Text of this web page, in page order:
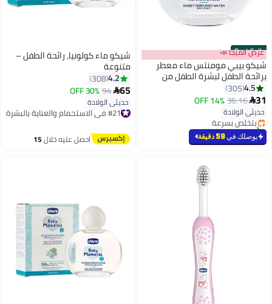
Best Seller
عرض الميجا 📣
شيكو بيبي مومنتس ماء معطر
برائحة الطفل لبشرة الطفل من
الولادة فما فوق، 100 مل
4.5
305
31
36.16
14% OFF
حديثي الولادة
#1 في عطور وكولونيا
أقل سعر في 7 يوم
بتخلّص بسرعة
تم بيع +580 مؤخرًا
#1 في عطور وكولونيا
يوصلك في59 دقيقة
شيكو ماء كولونيا، رائحة الطفل –
متنوعة
4.2
308
65
94
30% OFF
حديثي الولادة
#21 في الاستحمام والعناية بالبشرة
توصيل مجاني
احصل عليه خلال15